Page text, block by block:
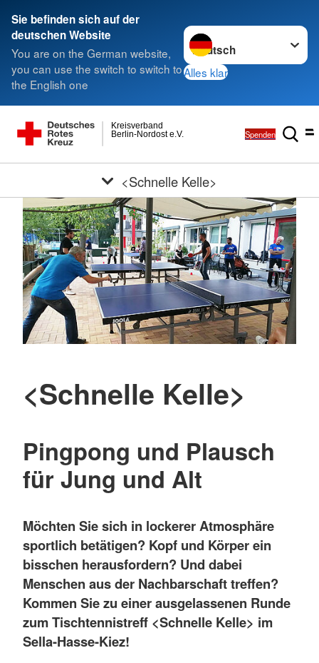
Sie befinden sich auf der
deutschen Website
You are on the German website,
you can use the switch to switch to
the English one
Sprache wechseln zu
Alles klar
Berlin-Nordost e.V.
Kreisverband
Spenden
<Schnelle Kelle>
<Schnelle Kelle>
Pingpong und Plausch
für Jung und Alt
Möchten Sie sich in lockerer Atmosphäre
sportlich betätigen? Kopf und Körper ein
bisschen herausfordern? Und dabei
Menschen aus der Nachbarschaft treffen?
Kommen Sie zu einer ausgelassenen Runde
zum Tischtennistreff <Schnelle Kelle> im
Sella-Hasse-Kiez!